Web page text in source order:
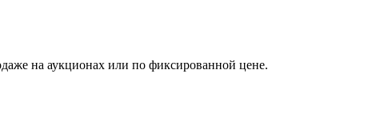
на аукционах или по фиксированной цене.